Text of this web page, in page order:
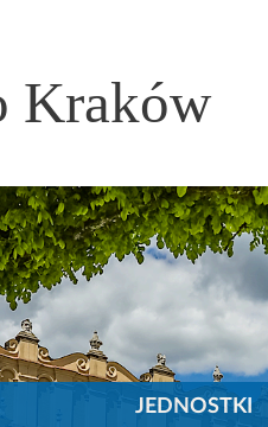
Kraków
JEDNOSTKI